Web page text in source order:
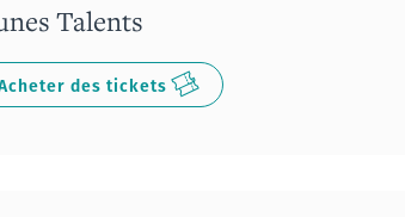
Talents
des tickets